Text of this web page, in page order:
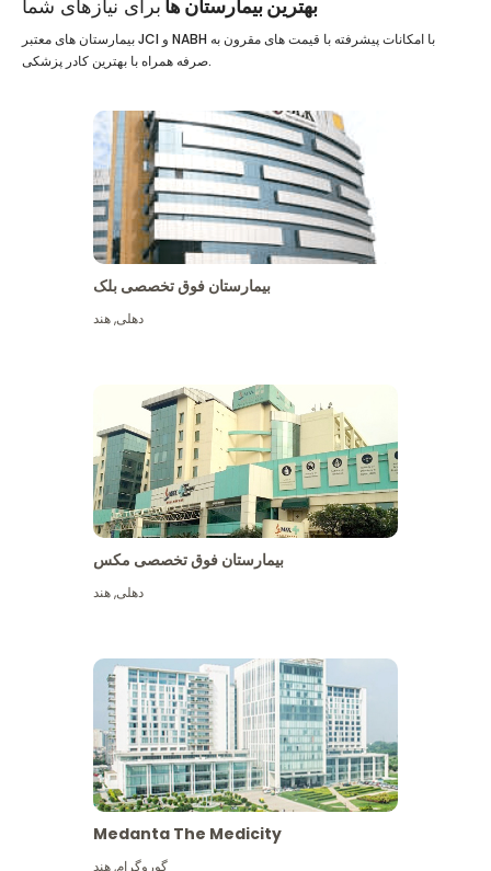
بهترین بیمارستان ها برای نیازهای شما
بیمارستان های معتبر JCI و NABH با امکانات پیشرفته با قیمت های مقرون به
صرفه همراه با بهترین کادر پزشکی.
بیمارستان فوق تخصصی بلک
دهلی,هند
بیمارستان فوق تخصصی مکس
دهلی,هند
Medanta The Medicity
گوروگرام,هند